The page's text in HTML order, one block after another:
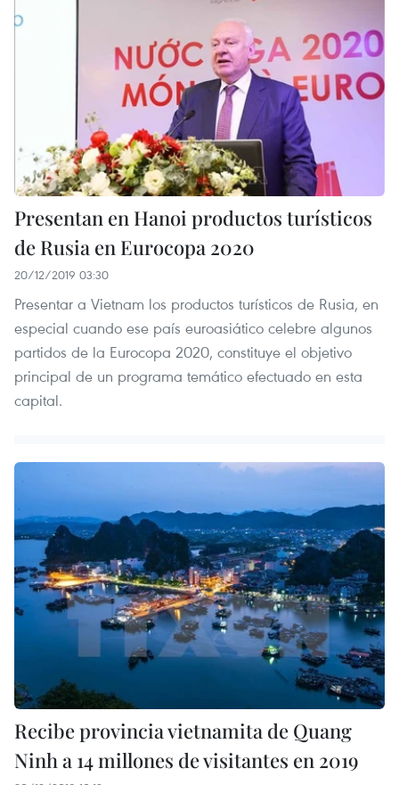
Presentan en Hanoi productos turísticos
de Rusia en Eurocopa 2020
20/12/2019 03:30
Presentar a Vietnam los productos turísticos de Rusia, en
especial cuando ese país euroasiático celebre algunos
partidos de la Eurocopa 2020, constituye el objetivo
principal de un programa temático efectuado en esta
capital.
Recibe provincia vietnamita de Quang
Ninh a 14 millones de visitantes en 2019